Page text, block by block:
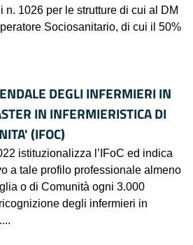
n. 1026 per le strutture di cui al DM
Sociosanitario, di cui il 50%
DEGLI INFERMIERI IN
IN INFERMIERISTICA DI
(IFOC)
istituzionalizza l’IFoC ed indica
a tale profilo professionale almeno
o di Comunità ogni 3.000
degli infermieri in